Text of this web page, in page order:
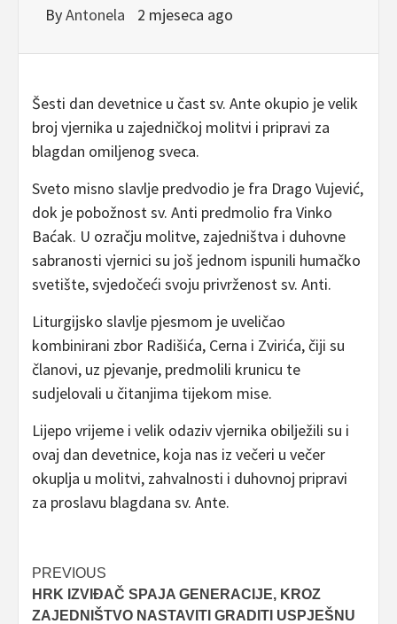
ByAntonela 2 mjeseca ago
Šesti dan devetnice u čast sv. Ante okupio je velik
broj vjernika u zajedničkoj molitvi i pripravi za
blagdan omiljenog sveca.
Sveto misno slavlje predvodio je fra Drago Vujević,
dok je pobožnost sv. Anti predmolio fra Vinko
Baćak. U ozračju molitve, zajedništva i duhovne
sabranosti vjernici su još jednom ispunili humačko
svetište, svjedočeći svoju privrženost sv. Anti.
Liturgijsko slavlje pjesmom je uveličao
kombinirani zbor Radišića, Cerna i Zvirića, čiji su
članovi, uz pjevanje, predmolili krunicu te
sudjelovali u čitanjima tijekom mise.
Lijepo vrijeme i velik odaziv vjernika obilježili su i
ovaj dan devetnice, koja nas iz večeri u večer
okuplja u molitvi, zahvalnosti i duhovnoj pripravi
za proslavu blagdana sv. Ante.
Post
navigation
PREVIOUS
HRK IZVIĐAČ SPAJA GENERACIJE, KROZ
ZAJEDNIŠTVO NASTAVITI GRADITI USPJEŠNU